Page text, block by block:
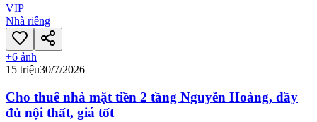
VIP
Nhà riêng
+6 ảnh
15 triệu30/7/2026
Cho thuê nhà mặt tiền 2 tầng Nguyễn Hoàng, đầy
đủ nội thất, giá tốt